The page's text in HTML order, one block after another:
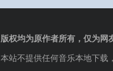
版权均为原作者所有，仅为网
本站不提供任何音乐本地下载